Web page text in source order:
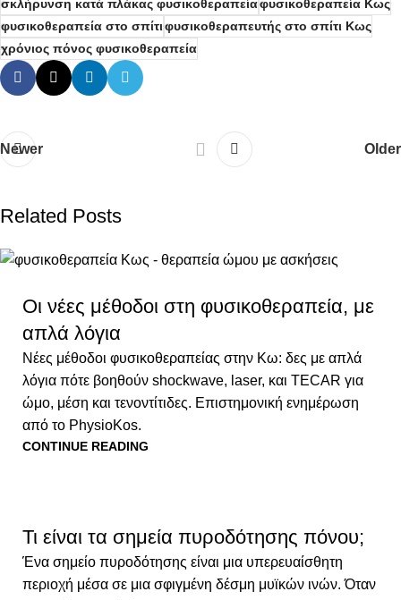
σκλήρυνση κατά πλάκας φυσικοθεραπείαφυσικοθεραπεία Κως
φυσικοθεραπεία στο σπίτιφυσικοθεραπευτής στο σπίτι Κως
χρόνιος πόνος φυσικοθεραπεία
Newer Older
Related Posts
Οι νέες μέθοδοι στη φυσικοθεραπεία, με
απλά λόγια
Νέες μέθοδοι φυσικοθεραπείας στην Κω: δες με απλά
λόγια πότε βοηθούν shockwave, laser, και TECAR για
ώμο, μέση και τενοντίτιδες. Επιστημονική ενημέρωση
από το PhysioKos.
CONTINUE READING
Τι είναι τα σημεία πυροδότησης πόνου;
Ένα σημείο πυροδότησης είναι μια υπερευαίσθητη
περιοχή μέσα σε μια σφιγμένη δέσμη μυϊκών ινών. Όταν